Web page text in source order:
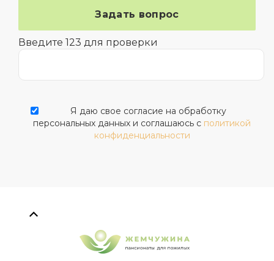
Введите 123 для проверки
Я даю свое согласие на обработку
персональных данных и соглашаюсь с политикой
конфиденциальности